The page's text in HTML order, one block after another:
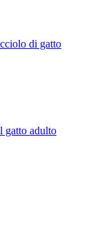
di gatto
gatto adulto